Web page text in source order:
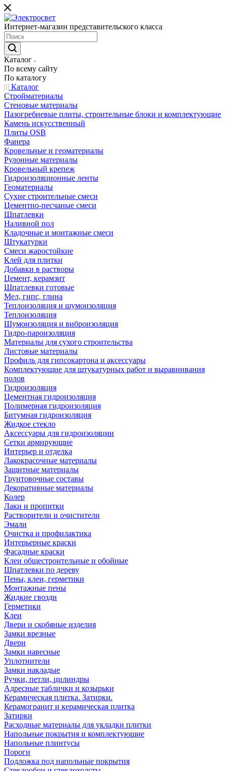
Интернет-магазин представительского класса
Каталог
По всему сайту
По каталогу
Каталог
Стройматериалы
Стеновые материалы
Пазогребневые плиты, строительные блоки и комплектующие
Камень искусственный
Плиты OSB
Фанера
Кровельные и геоматериалы
Рулонные материалы
Кровельный крепеж
Гидроизоляционные ленты
Геоматериалы
Сухие строительные смеси
Цементно-песчаные смеси
Шпатлевки
Наливной пол
Кладочные и монтажные смеси
Штукатурки
Смеси жаростойкие
Клей для плитки
Добавки в растворы
Цемент, керамзит
Шпатлевки готовые
Мел, гипс, глина
Теплоизоляция и шумоизоляция
Теплоизоляция
Шумоизоляция и виброизоляция
Гидро-пароизоляция
Материалы для сухого строительства
Листовые материалы
Профиль для гипсокартона и аксессуары
Комплектующие для штукатурных работ и выравнивания
полов
Гидроизоляция
Цементная гидроизоляция
Полимерная гидроизоляция
Битумная гидроизоляция
Жидкое стекло
Аксессуары для гидроизоляции
Сетки армирующие
Интерьер и отделка
Лакокрасочные материалы
Защитные материалы
Грунтовочные составы
Декоративные материалы
Колер
Лаки и пропитки
Растворители и очистители
Эмали
Очистка и профилактика
Интерьерные краски
Фасадные краски
Клеи общестроительные и обойные
Шпатлевки по дереву
Пены, клеи, герметики
Монтажные пены
Жидкие гвозди
Герметики
Клеи
Двери и скобяные изделия
Замки врезные
Двери
Замки навесные
Уплотнители
Замки накладые
Ручки, петли, цилиндры
Адресные таблички и козырьки
Керамическая плитка. Затирки.
Керамогранит и керамическая плитка
Затирки
Расходные материалы для укладки плитки
Напольные покрытия и комплектующие
Напольные плинтусы
Пороги
Подложка под напольные покрытия